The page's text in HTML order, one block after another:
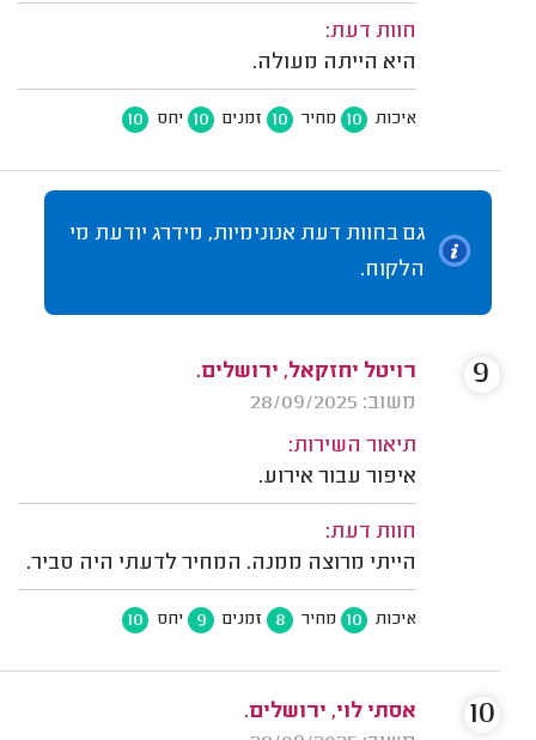
חוות דעת:
היא הייתה מעולה.
איכות 10 מחיר 10 זמנים 10 יחס 10
גם בחוות דעת אנונימיות, מידרג יודעת מי
הלקוח.
רויטל יחזקאל, ירושלים.
משוב: 28/09/2025
תיאור השירות:
איפור עבור אירוע.
חוות דעת:
הייתי מרוצה ממנה. המחיר לדעתי היה סביר.
איכות 10 מחיר 8 זמנים 9 יחס 10
9
אסתי לוי, ירושלים.
10